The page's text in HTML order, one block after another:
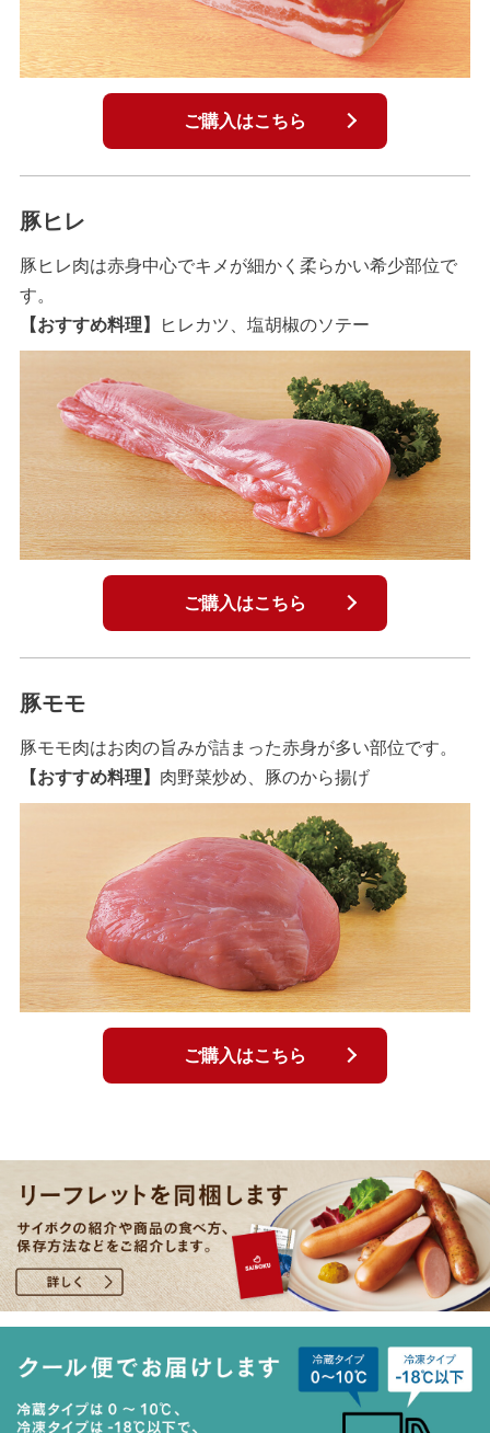
ご購入はこちら
豚ヒレ
豚ヒレ肉は赤身中心でキメが細かく柔らかい希少部位で
す。
【おすすめ料理】
ヒレカツ、塩胡椒のソテー
ご購入はこちら
豚モモ
豚モモ肉はお肉の旨みが詰まった赤身が多い部位です。
【おすすめ料理】 肉野菜炒め、豚のから揚げ
ご購入はこちら